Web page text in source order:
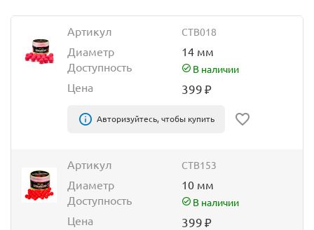
Артикул CTB018
Диаметр
14 мм
Доступность
В наличии
Цена 399₽
Авторизуйтесь, чтобы купить
Артикул CTB153
Диаметр
10 мм
Доступность
В наличии
Цена 399₽